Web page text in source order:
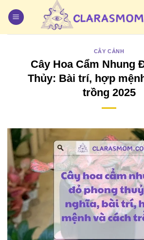
qua
CÂY CẢNH
Cây Hoa Cẩm Nhung
Thủy: Bài trí, hợp
trồng 2025